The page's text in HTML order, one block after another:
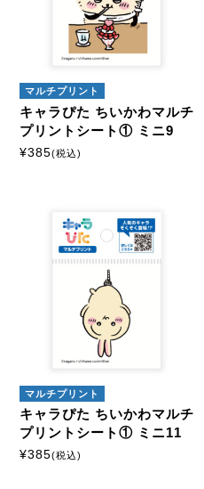
マルチプリント
キャラぴた ちいかわマルチ
プリントシート① ミニ9
¥385(税込)
マルチプリント
キャラぴた ちいかわマルチ
プリントシート① ミニ11
¥385(税込)